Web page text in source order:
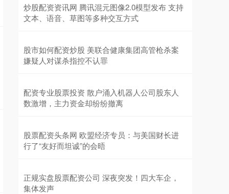
炒股配资资讯网 腾讯混元图像2.0模型发布 支持
文本、语音、草图等多种交互方式
股市如何配资炒股 美联合健康集团高管枪杀案
嫌疑人对谋杀指控不认罪
配资专业股票投资 散户涌入机器人公司股东人
数激增，主力资金却纷纷撤离
股票配资头条网 欧盟经济专员：与美国财长进
行了“友好而坦诚”的会晤
正规实盘股票配资公司 深夜突发！四大车企，
集体发声